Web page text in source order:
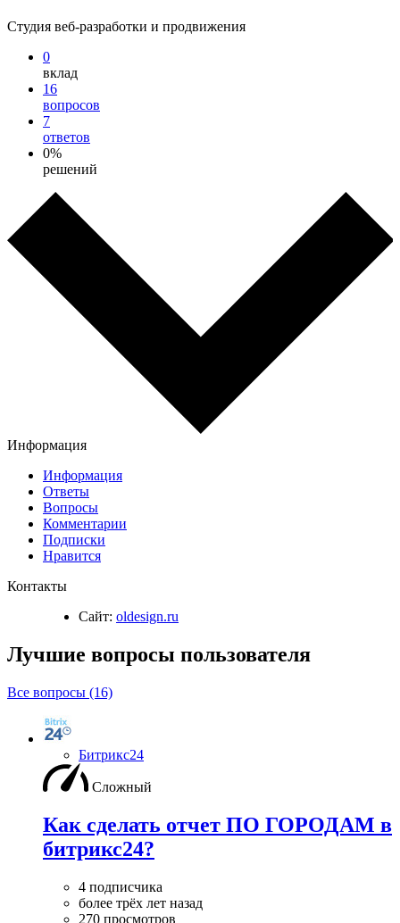
Студия веб-разработки и продвижения
0
вклад
16
вопросов
7
ответов
0%
решений
Информация
Информация
Ответы
Вопросы
Комментарии
Подписки
Нравится
Контакты
Сайт: oldesign.ru
Лучшие вопросы пользователя
Все вопросы (16)
Битрикс24
Сложный
Как сделать отчет ПО ГОРОДАМ в
битрикс24?
4 подписчика
более трёх лет назад
270 просмотров